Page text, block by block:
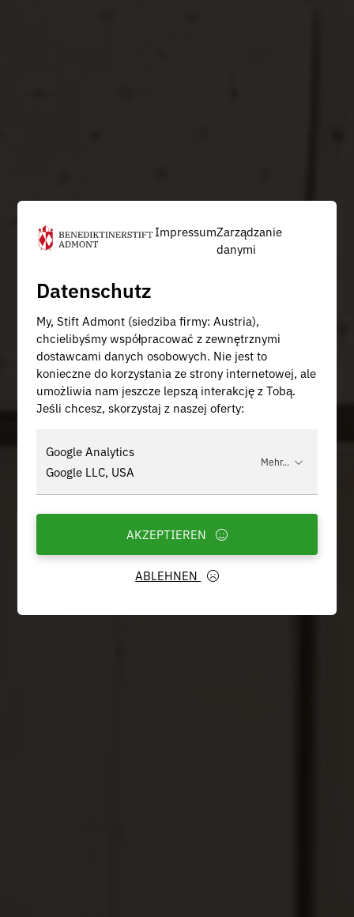
ImpressumZarządzanie
danymi
Datenschutz
My, Stift Admont (siedziba firmy: Austria),
chcielibyśmy współpracować z zewnętrznymi
dostawcami danych osobowych. Nie jest to
konieczne do korzystania ze strony internetowej, ale
umożliwia nam jeszcze lepszą interakcję z Tobą.
Jeśli chcesz, skorzystaj z naszej oferty:
Google Analytics
Google LLC, USA
Mehr...
ABLEHNEN
AKZEPTIEREN